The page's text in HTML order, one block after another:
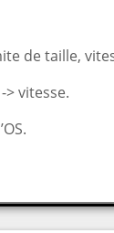
de taille,
vitesse.